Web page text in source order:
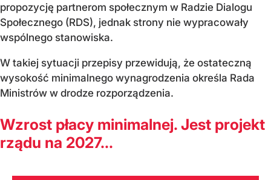
propozycję partnerom społecznym w Radzie Dialogu
Społecznego (RDS), jednak strony nie wypracowały
wspólnego stanowiska.
W takiej sytuacji przepisy przewidują, że ostateczną
wysokość minimalnego wynagrodzenia określa Rada
Ministrów w drodze rozporządzenia.
Wzrost płacy minimalnej. Jest projekt
rządu na 2027...